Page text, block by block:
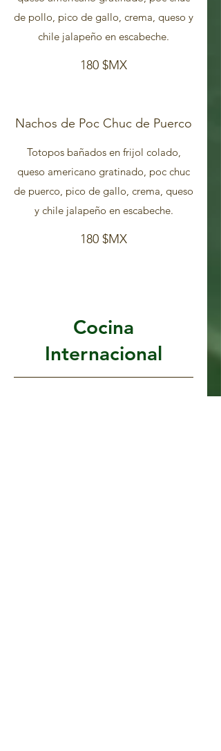
de pollo, pico de gallo, crema, queso y
chile jalapeño en escabeche.
180 $MX
Nachos de Poc Chuc de Puerco
Totopos bañados en frijol colado,
queso americano gratinado, poc chuc
de puerco, pico de gallo, crema, queso
y chile jalapeño en escabeche.
180 $MX
Cocina
Internacional